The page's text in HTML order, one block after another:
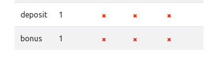
deposit 1
bonus 1